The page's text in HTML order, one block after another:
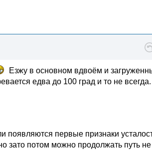
Езжу в основном вдвоём и
едва до 100 град и то не всегда.
появляются первые признаки
зато потом можно продолжать путь не